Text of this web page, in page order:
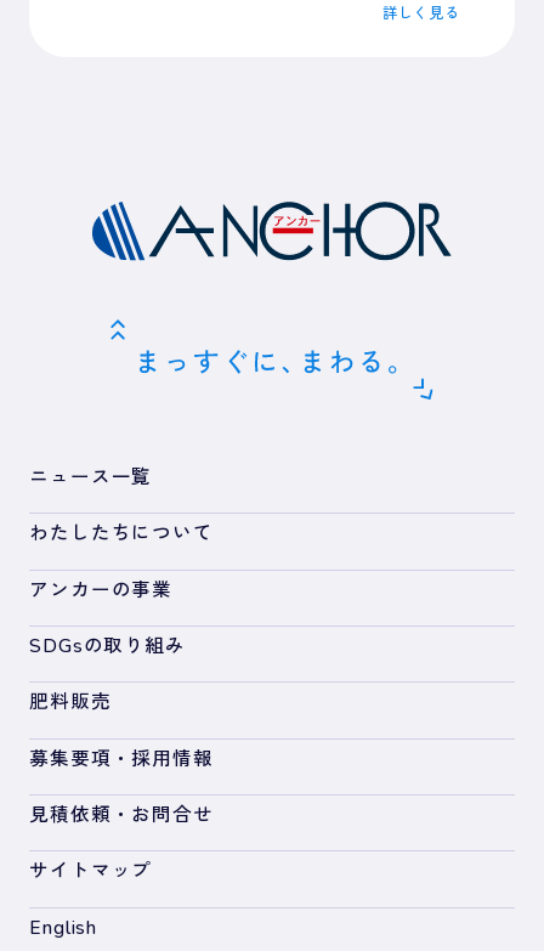
詳しく見る
ニュース一覧
募集要項・採用情報
わたしたちについて
見積依頼・お問合せ
アンカーの事業
サイトマップ
SDGsの取り組み
English
肥料販売